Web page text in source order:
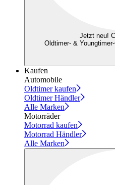
Jetzt neu!
Oldtimer- &
Kaufen
Automobile
Oldtimer kaufen
Oldtimer Händler
Alle Marken
Motorräder
Motorrad kaufen
Motorrad Händler
Alle Marken